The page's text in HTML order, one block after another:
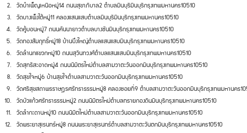
วัดบำเพ็ญเหนือหมู่14ถนนสุขาภิบาล2ตำบลมีนบุรีมีนบุรีกรุงเทพมหานคร10510
วัดบางเพ็งใต้หมู่11คลองแสนแสบตำบลมีนบุรีมีนบุรีกรุงเทพมหานคร10510
วัดคู้บอนหมู่7ถนนคันนายาวตำบลบางชันมีนบุรีกรุงเทพมหานคร10510
วัดทองสัมฤทธิ์หมู่18บ้านบึงใหญ่ตำบลแสนแสบมีนบุรีกรุงเทพมหานคร10510
วัดลำนกแขวกหมู่10ถนนสุวินทวงศ์ตำบลแสนแสบมีนบุรีกรุงเทพมหานคร10510
วัดสุทธิสะอาดหมู่4ถนนนิมิตรใหม่ตำบลสามวาตะวันออกมีนบุรีกรุงเทพมหานคร10510
วัดสุขใจหมู่6บ้านสุขใจตำบลสามวาตะวันออกมีนบุรีกรุงเทพมหานคร10510
วัดศรีสุขสถาพรราษฎรศรัทธาธรรมหมู่8คลองซอยที่9ตำบลสามวาตะวันออกมีนบุรีกรุงเทพมหานคร
วัดบัวแก้วศรัทธาธรรมหมู่2ถนนนิมิตรใหม่ตำบลทรายกองดินมีนบุรีกรุงเทพมหานคร10510
วัดลำกะดานหมู่10ถนนนิมิตใหม่ตำบลสามวาตะวันออกมีนบุรีกรุงเทพมหานคร10510
วัดพระยาสุเรนทร์หมู่8ถนนพระยาสุเรนทร์ตำบลสามวาตะวันตกมีนบุรีกรุงเทพมหานคร10510